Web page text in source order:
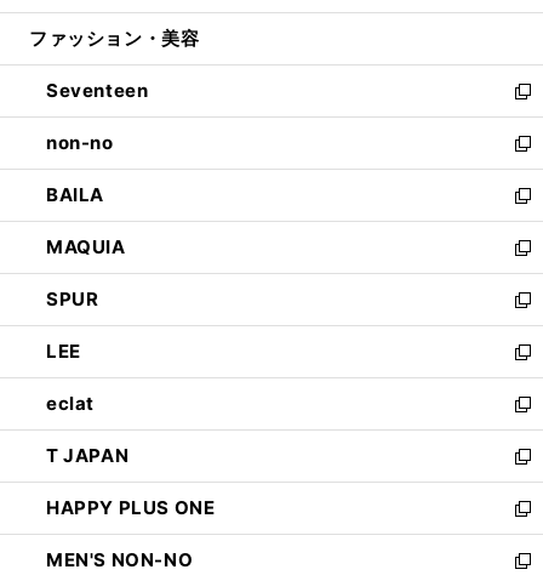
開
ウ
開
く
ン
ウ
で
開
く
ウ
ン
ド
ウ
で
開
く
ファッション・美容
Seventeen
新
し
い
ウ
ィ
ン
ド
ウ
で
開
く
non-no
新
し
い
ウ
ィ
ン
ド
ウ
で
開
く
BAILA
新
し
い
ウ
ィ
ン
ド
ウ
で
開
く
MAQUIA
新
し
い
ウ
ィ
ン
ド
ウ
で
開
く
SPUR
新
し
い
ウ
ィ
ン
ド
ウ
で
開
く
LEE
新
し
い
ウ
ィ
ン
ド
ウ
で
eclat
新
し
い
ウ
ィ
ン
ド
T JAPAN
新
し
い
ウ
ィ
HAPPY PLUS ONE
新
し
い
MEN'S NON-NO
新